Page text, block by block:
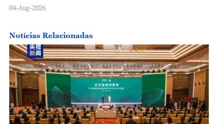
04-Aug-2026
Notícias Relacionadas